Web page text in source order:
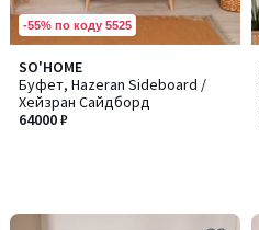
-55% по коду 5525
SO'HOME
Буфет, Hazeran Sideboard /
Хейзран Сайдборд
64000 ₽